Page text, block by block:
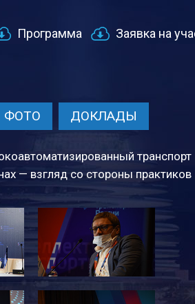
Программа Заявка на
ФОТО ДОКЛАДЫ
транспорт
— взгляд со стороны практиков